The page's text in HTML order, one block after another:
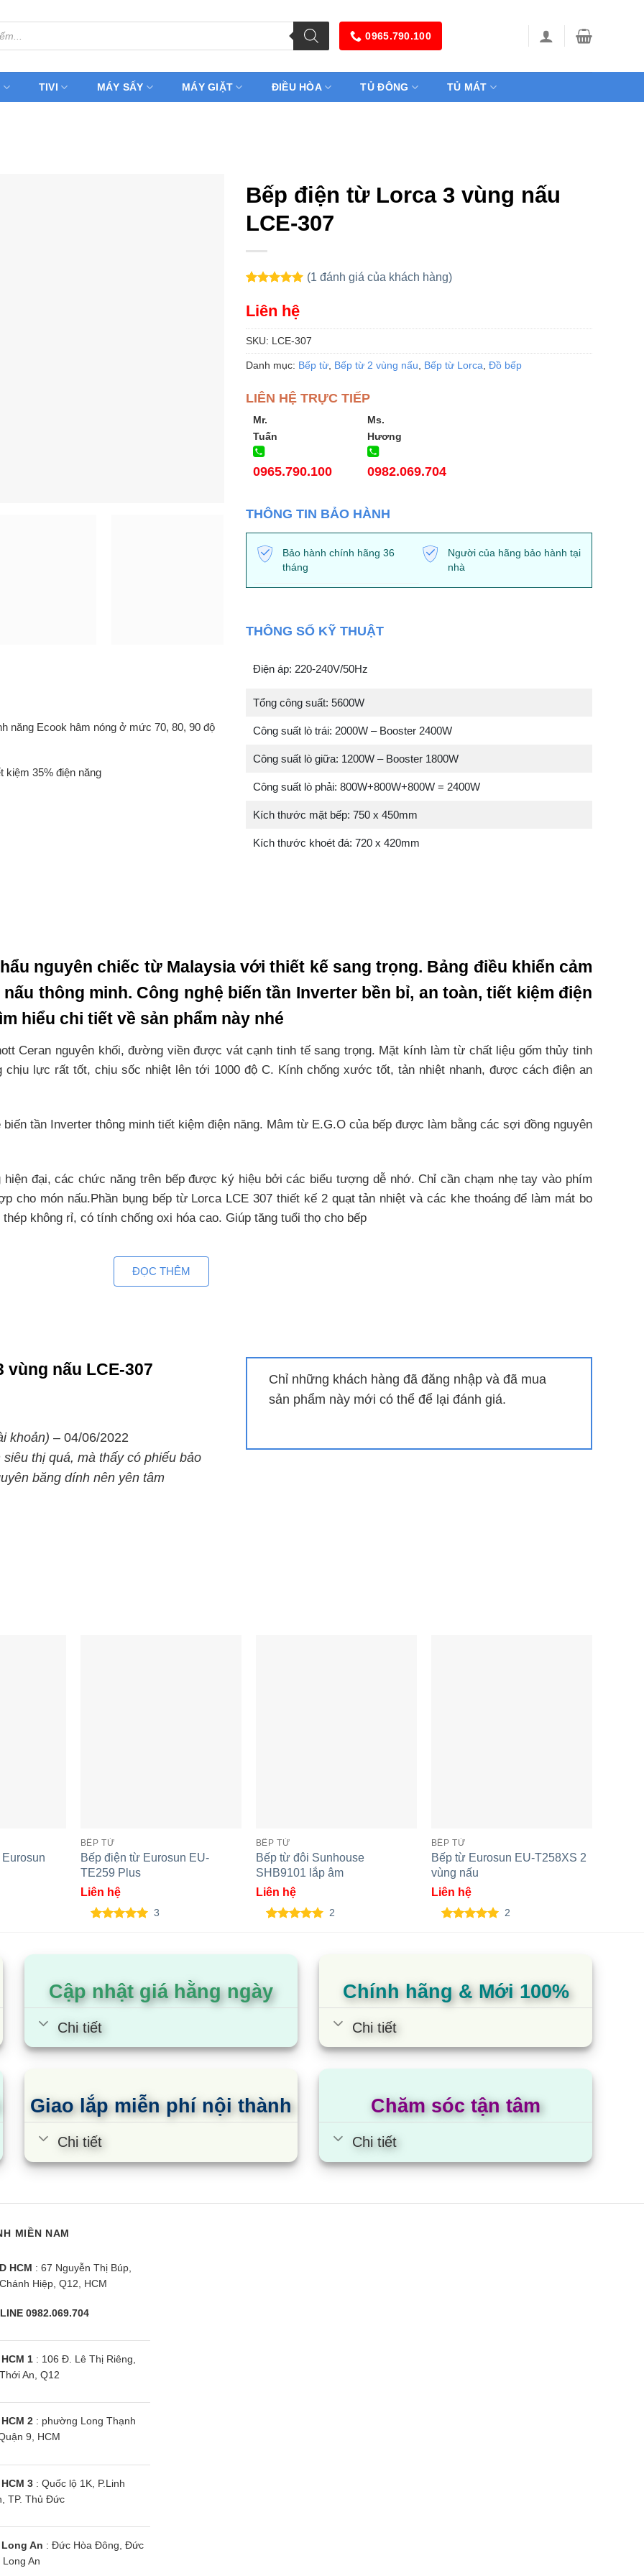
0965.790.100
TIVI MÁY SẤY MÁY GIẶT ĐIỀU HÒA TỦ ĐÔNG TỦ MÁT
năng Ecook hâm nóng ở mức 70, 80, 90 độ
kiệm 35% điện năng
Bếp điện từ Lorca 3 vùng nấu
LCE-307
dựa trên
đánh giá
(1 đánh giá của khách hàng)
Liên hệ
SKU: LCE-307
Danh mục: Bếp từ, Bếp từ 2 vùng nấu, Bếp từ Lorca, Đồ bếp
LIÊN HỆ TRỰC TIẾP
Mr.
Tuấn
0965.790.100
Ms.
Hương
0982.069.704
THÔNG TIN BẢO HÀNH
Bảo hành chính hãng 36
tháng
Người của hãng bảo hành tại
nhà
THÔNG SỐ KỸ THUẬT
Điện áp: 220-240V/50Hz
Tổng công suất: 5600W
Công suất lò trái: 2000W – Booster 2400W
Công suất lò giữa: 1200W – Booster 1800W
Công suất lò phải: 800W+800W+800W = 2400W
Kích thước mặt bếp: 750 x 450mm
Kích thước khoét đá: 720 x 420mm
nguyên chiếc từ Malaysia với thiết kế sang trọng. Bảng điều khiển cảm
thông minh. Công nghệ biến tần Inverter bền bỉ, an toàn, tiết kiệm điện
hiểu chi tiết về sản phẩm này nhé
Ceran nguyên khối, đường viền được vát cạnh tinh tế sang trọng. Mặt kính làm từ chất liệu gốm thủy tinh
lực rất tốt, chịu sốc nhiệt lên tới 1000 độ C. Kính chống xước tốt, tản nhiệt nhanh, được cách điện an
tần Inverter thông minh tiết kiệm điện năng. Mâm từ E.G.O của bếp được làm bằng các sợi đồng nguyên
đại, các chức năng trên bếp được ký hiệu bởi các biểu tượng dễ nhớ. Chỉ cần chạm nhẹ tay vào phím
cho món nấu.Phần bụng bếp từ Lorca LCE 307 thiết kế 2 quạt tản nhiệt và các khe thoáng để làm mát bo
không rỉ, có tính chống oxi hóa cao. Giúp tăng tuổi thọ cho bếp
và gia đình sử dụng yên tâm, nhất là với những gia đình
off
MH-03IRB
Bếp từ hồng ngoại Lorca LCE-
806
Bếp từ 3 vùng nấu Lorca LCI
ĐỌC THÊM
vùng nấu LCE-307
khoản) – 04/06/2022
thị quá, mà thấy có phiếu bảo
băng dính nên yên tâm
Chỉ những khách hàng đã đăng nhập và đã mua
sản phẩm này mới có thể để lại đánh giá.
BẾP TỪ
Bếp điện từ Eurosun EU-
TE259 Plus
Liên hệ
đánh giá
3
BẾP TỪ
Bếp từ đôi Sunhouse
SHB9101 lắp âm
Liên hệ
đánh giá
2
BẾP TỪ
Bếp từ Eurosun EU-T258XS 2
vùng nấu
Liên hệ
2
Cập nhật giá hằng ngày
Chi tiết
Chính hãng & Mới 100%
Chi tiết
Giao lắp miễn phí nội thành
Chi tiết
Chăm sóc tận tâm
Chi tiết
MIỀN NAM
HCM : 67 Nguyễn Thị Búp,
Hiệp, Q12, HCM
0982.069.704
1: 106 Đ. Lê Thị Riêng,
An, Q12
2: phường Long Thạnh
9, HCM
3: Quốc lộ 1K, P.Linh
TP. Thủ Đức
An : Đức Hòa Đông, Đức
Long An